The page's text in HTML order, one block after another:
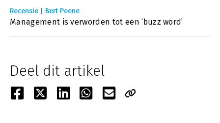
Recensie | Bert Peene
Management is verworden tot een ‘buzz word’
Deel dit artikel